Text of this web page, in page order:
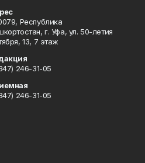
Республика
г. Уфа, ул. 50-летия
13, 7 этаж
246-31-05
246-31-05